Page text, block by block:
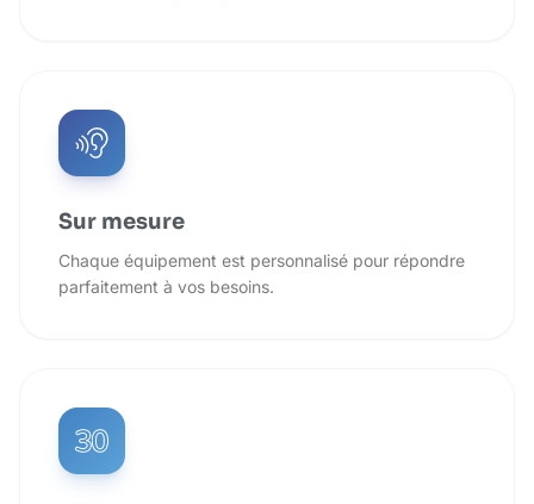
Sur mesure
Chaque équipement est personnalisé pour répondre
parfaitement à vos besoins.